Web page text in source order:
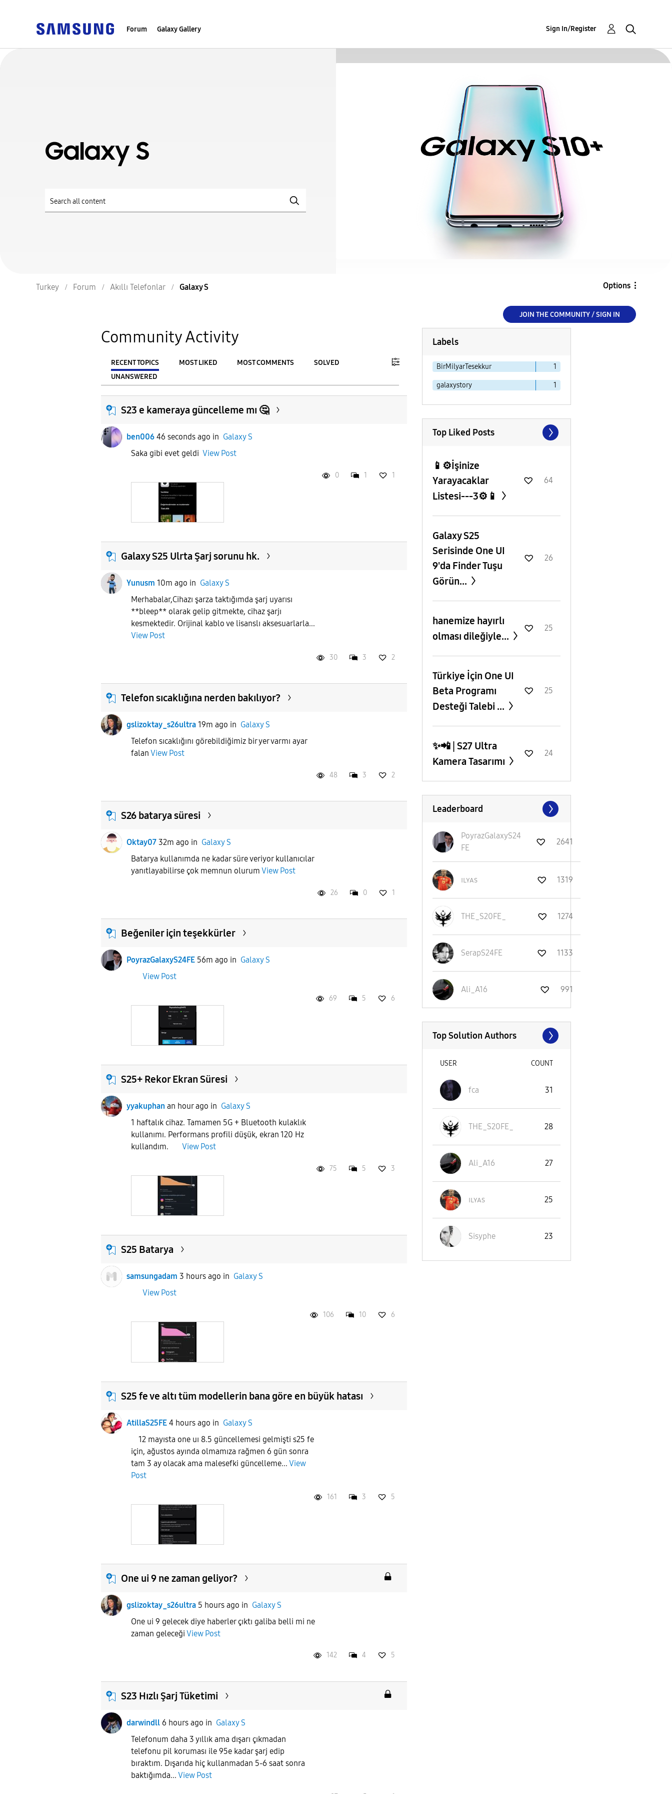
Forum Galaxy Gallery Sign In/Register
Galaxy S
Turkey Forum Akıllı Telefonlar Galaxy S Options
JOIN THE COMMUNITY / SIGN IN
Community Activity
RECENT TOPICS MOST LIKED MOST COMMENTS
SOLVED
UNANSWERED
From To
S23 e kameraya güncelleme mı 🤔
ben006 46 seconds ago in Galaxy S
Saka gibi evet geldi View Post
0 1 1
Galaxy S25 Ulrta Şarj sorunu hk.
Yunusm 10m ago in Galaxy S
Merhabalar,​Cihazı şarza taktığımda şarj uyarısı
**bleep** olarak gelip gitmekte, cihaz şarjı
kesmektedir. Orijinal kablo ve lisanslı aksesuarlarla...
View Post
30 3 2
Telefon sıcaklığına nerden bakılıyor?
gslizoktay_s26ultra 19m ago in Galaxy S
Telefon sıcaklığını görebildiğimiz bir yer varmı ayar
falan View Post
48 3 2
S26 batarya süresi
Oktay07 32m ago in Galaxy S
Batarya kullanımda ne kadar süre veriyor kullanıcılar
yanıtlayabilirse çok memnun olurum View Post
26 0 1
Beğeniler için teşekkürler
PoyrazGalaxyS24FE 56m ago in Galaxy S
View Post
69 5 6
S25+ Rekor Ekran Süresi
yyakuphan an hour ago in Galaxy S
1 haftalık cihaz. Tamamen 5G + Bluetooth kulaklık
kullanımı. Performans profili düşük, ekran 120 Hz
kullandım. View Post
75 5 3
S25 Batarya
samsungadam 3 hours ago in Galaxy S
View Post
106 10 6
S25 fe ve altı tüm modellerin bana göre en büyük hatası
AtillaS25FE 4 hours ago in Galaxy S
12 mayısta one uı 8.5 güncellemesi gelmişti s25 fe
için, ağustos ayında olmamıza rağmen 6 gün sonra
tam 3 ay olacak ama malesefki güncelleme... View
Post
161 3 5
One ui 9 ne zaman geliyor?
gslizoktay_s26ultra 5 hours ago in Galaxy S
One ui 9 gelecek diye haberler çıktı galiba belli mi ne
zaman geleceği View Post
142 4 5
S23 Hızlı Şarj Tüketimi
darwindll 6 hours ago in Galaxy S
Telefonum daha 3 yıllık ama dışarı çıkmadan
telefonu pil koruması ile 95e kadar şarj edip
bıraktım. Dışarıda hiç kullanmadan 5-6 saat sonra
baktığımda... View Post
Labels
BirMilyarTesekkur 1
galaxystory 1
Top Liked Posts
📱⚙️İşinize
Yarayacaklar
Listesi---3⚙️📱
64
Galaxy S25
Serisinde One UI
9'da Finder Tuşu
Görün...
26
hanemize hayırlı
olması dileğiyle...
25
​Türkiye İçin One UI
Beta Programı
Desteği Talebi ...
25
✨️📲 | S27 Ultra
Kamera Tasarımı
24
Leaderboard
PoyrazGalaxyS24
FE
2641
ɪʟʏᴀs 1319
THE_S20FE_ 1274
SerapS24FE 1133
Ali_A16 991
Top Solution Authors
USER COUNT
fca 31
THE_S20FE_ 28
Ali_A16 27
ɪʟʏᴀs 25
Sisyphe 23